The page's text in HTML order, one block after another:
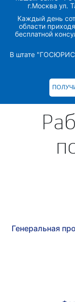
г.Москва ул.
Каждый день
области
бесплатной
В штате
Генеральная